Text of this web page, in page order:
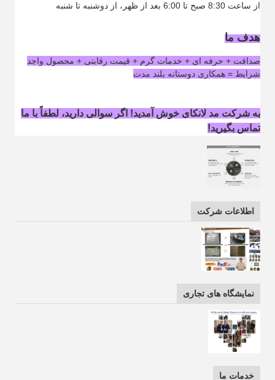
از ساعت 8:30 صبح تا 6:00 بعد از ظهر، از دوشنبه تا شنبه
هدف ما
صداقت + حرفه ای + خدمات گرم + قیمت رقابتی + محصول واجد
شرایط = همکاری دوستانه بلند مدت
به شرکت مد لانکای خوش آمدید! اگر سوالی دارید، لطفاً با ما
تماس بگیرید!
اطلاعات شرکت
نمایشگاه های تجاری
خدمات ما